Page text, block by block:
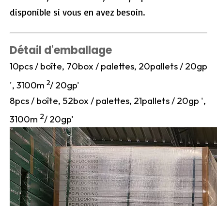
disponible si vous en avez besoin.
Détail d'emballage
10pcs / boîte, 70box / palettes, 20pallets / 20gp
', 3100m 2/ 20gp'
8pcs / boîte, 52box / palettes, 21pallets / 20gp ',
3100m 2/ 20gp'